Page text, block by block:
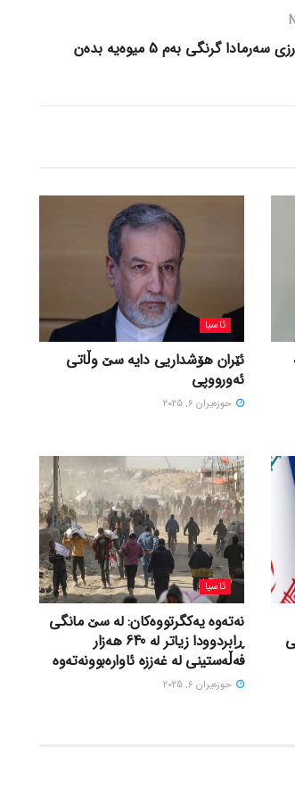
سەرمادا گرنگی بەم 5 میوەیە بدەن
ئاسیا
ئێران هۆشداریی دایە سێ وڵاتی
ئەورووپی
حوزه‌یران 6, 2025
ئاسیا
نەتەوە یەکگرتووەکان: لە سێ مانگی
ڕابردوودا زیاتر لە 640 هەزار
فەڵەستینی لە غەززە ئاوارەبوونەتەوە
حوزه‌یران 6, 2025